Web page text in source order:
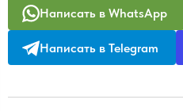
Написать в WhatsApp
Написать в Telegram